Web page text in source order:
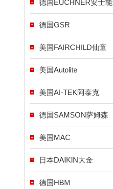
德国EUCHNER安士能
德国GSR
美国FAIRCHILD仙童
美国Autolite
美国AI-TEK阿泰克
德国SAMSON萨姆森
美国MAC
日本DAIKIN大金
德国HBM